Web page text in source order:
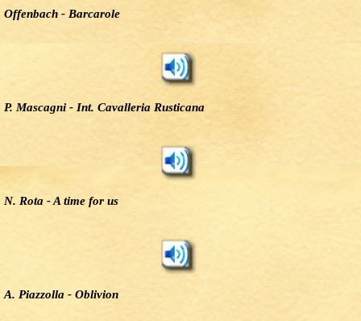
Offenbach - Barcarole
-
P. Mascagni - Int. Cavalleria Rusticana
-
N. Rota - A time for us
-
A. Piazzolla - Oblivion
-